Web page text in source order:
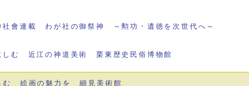
社會連載 わが社の御祭神 ～勲功・遺徳を次世代へ～
しむ 近江の神道美術 栗東歴史民俗博物館
む 絵画の魅力を 細見美術館